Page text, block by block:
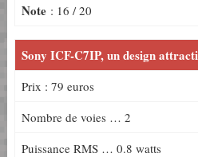
Note: 16 / 20
Sony ICF-C7IP, un design
Prix : 79 euros
Nombre de voies … 2
Puissance RMS … 0.8 watts